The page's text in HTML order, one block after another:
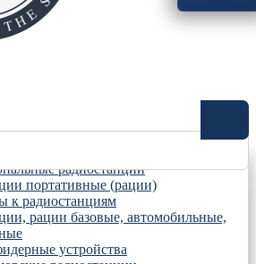
радиостанции
портативные (рации)
к радиостанциям
рации базовые, автомобильные,
устройства